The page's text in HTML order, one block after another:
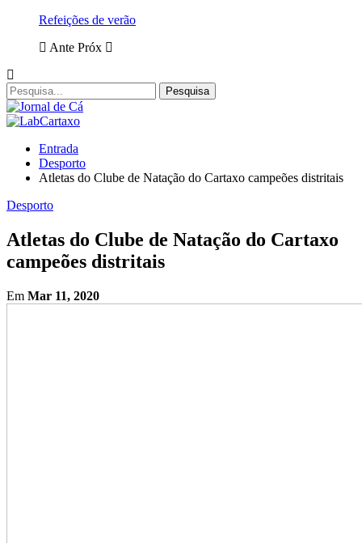
Refeições de verão
Ante Próx
Entrada
Desporto
Atletas do Clube de Natação do Cartaxo campeões distritais
Desporto
Atletas do Clube de Natação do Cartaxo
campeões distritais
Em Mar 11, 2020